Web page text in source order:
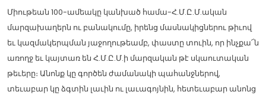
Միութեան 100-ամեակը կանխած համա-Հ.Մ.Ը.Մ.ական
մարզախաղերն ու բանակումը, իրենց մասնակիցներու թիւով
եւ կազմակերպման յաջողութեամբ, փաստը տուին, որ ինչքա՜ն
առողջ եւ կայտառ են Հ.Մ.Ը.Մ.ի մարզական թէ սկաուտական
թեւերը։ Անոնք կը գործեն ժամանակի պահանջներով,
տեւաբար կը ձգտին լաւին ու լաւագոյնին, հետեւաբար անոնց